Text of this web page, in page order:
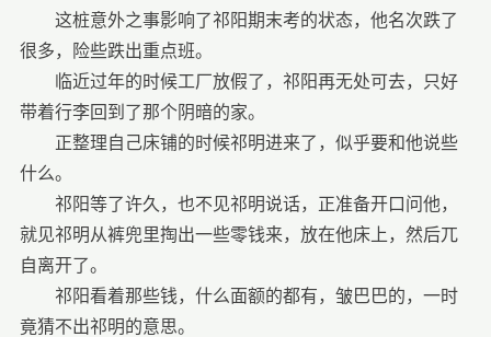
这桩意外之事影响了祁阳期末考的状态，他名次跌了
很多，险些跌出重点班。
临近过年的时候工厂放假了，祁阳再无处可去，只好
带着行李回到了那个阴暗的家。
正整理自己床铺的时候祁明进来了，似乎要和他说些
什么。
祁阳等了许久，也不见祁明说话，正准备开口问他，
就见祁明从裤兜里掏出一些零钱来，放在他床上，然后兀
自离开了。
祁阳看着那些钱，什么面额的都有，皱巴巴的，一时
竟猜不出祁明的意思。